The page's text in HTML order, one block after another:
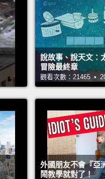
說故事、說天文：
冒險最終章
觀看次數：21465 •
外國朋友不會『亞
鬧教學就對了！